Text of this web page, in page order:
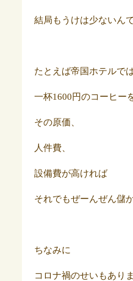
結局もうけは少ないんで
たとえば帝国ホテルで
一杯1600円のコーヒー
その原価、
人件費、
設備費が高ければ
それでもぜーんぜん儲
ちなみに
コロナ禍のせいもあり